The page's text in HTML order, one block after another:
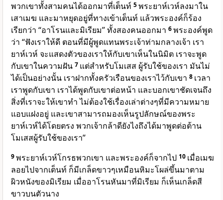
พวกเขาทั้งสามคนได้ออกมาที่เต็นท์ 5พระยาห์เวห์ลงมาใน
เสาเมฆ และมาหยุดอยู่ที่ทางเข้าเต็นท์ แล้วพระองค์ก็ร้อง
เรียกว่า “อาโรนและมิเรียม” ทั้งสองคนออกมา 6พระองค์พูด
ว่า “ฟังเราให้ดี ตอนที่มีผู้พูดแทนพระเจ้าท่ามกลางเจ้า เรา
ยาห์เวห์ จะแสดงตัวของเราให้กับเขาเห็นในนิมิต เราจะพูด
กับเขาในความฝัน 7 แต่สำหรับโมเสส ผู้รับใช้ของเรา มันไม่
ได้เป็นอย่างนั้น เราฝากทั้งครัวเรือนของเราไว้กับเขา 8 เวลา
เราพูดกับเขา เราได้พูดกับเขาต่อหน้า และบอกเขาชัดเจนถึง
สิ่งที่เราจะให้เขาทำ ไม่ต้องใช้เรื่องเล่าต่างๆที่มีความหมาย
แอบแฝงอยู่ และเขาสามารถมองเห็นรูปลักษณ์ของพระ
ยาห์เวห์ได้โดยตรง พวกเจ้ากล้าดียังไงถึงได้มาพูดต่อต้าน
โมเสสผู้รับใช้ของเรา”
9พระยาห์เวห์โกรธพวกเขา และพระองค์ก็จากไป 10 เมื่อเมฆ
ลอยไปจากเต็นท์ ก็มีเกล็ดขาวๆเหมือนหิมะโผล่ขึ้นมาตาม
ผิวหนังของมิเรียม เมื่ออาโรนหันมาที่มิเรียม ก็เห็นเกล็ดสี
ขาวบนตัวนาง